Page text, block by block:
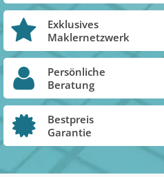
Exklusives
Maklernetzwerk
Persönliche
Beratung
Bestpreis
Garantie